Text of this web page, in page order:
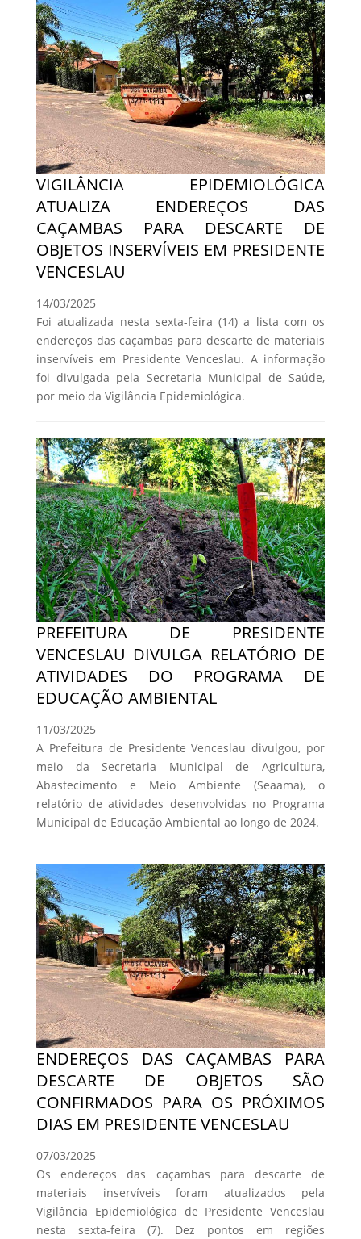
VIGILÂNCIA EPIDEMIOLÓGICA
ATUALIZA ENDEREÇOS DAS
CAÇAMBAS PARA DESCARTE DE
OBJETOS INSERVÍVEIS EM PRESIDENTE
VENCESLAU
14/03/2025
Foi atualizada nesta sexta-feira (14) a lista com os
endereços das caçambas para descarte de materiais
inservíveis em Presidente Venceslau. A informação
foi divulgada pela Secretaria Municipal de Saúde,
por meio da Vigilância Epidemiológica.
PREFEITURA DE PRESIDENTE
VENCESLAU DIVULGA RELATÓRIO DE
ATIVIDADES DO PROGRAMA DE
EDUCAÇÃO AMBIENTAL
11/03/2025
A Prefeitura de Presidente Venceslau divulgou, por
meio da Secretaria Municipal de Agricultura,
Abastecimento e Meio Ambiente (Seaama), o
relatório de atividades desenvolvidas no Programa
Municipal de Educação Ambiental ao longo de 2024.
ENDEREÇOS DAS CAÇAMBAS PARA
DESCARTE DE OBJETOS SÃO
CONFIRMADOS PARA OS PRÓXIMOS
DIAS EM PRESIDENTE VENCESLAU
07/03/2025
Os endereços das caçambas para descarte de
materiais inservíveis foram atualizados pela
Vigilância Epidemiológica de Presidente Venceslau
nesta sexta-feira (7). Dez pontos em regiões